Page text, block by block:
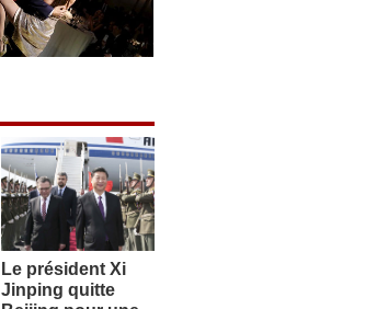
Le président Xi
Jinping quitte